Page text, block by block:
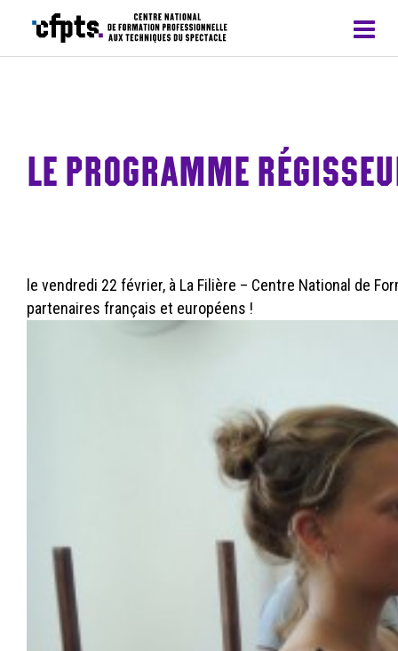
CFPTS – formations en apprentissage
LE PROGRAMME
le vendredi 22 février, à La Filière – Centre National de
partenaires français et européens !